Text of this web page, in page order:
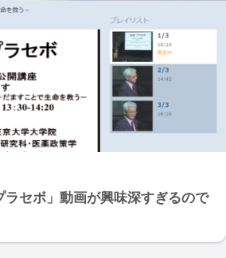
ラセボ」動画が興味深すぎるので